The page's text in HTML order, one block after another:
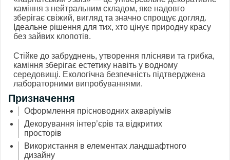
каміння з нейтральним складом, яке надовго
зберігає свіжий, вигляд та значно спрощує догляд.
Ідеальне рішення для тих, хто цінує природну красу
без зайвих клопотів.
Стійке до забруднень, утворення плісняви та грибка,
каміння зберігає естетику навіть у водному
середовищі. Екологічна безпечність підтверджена
лабораторними випробуваннями.
Призначення
Оформлення прісноводних акваріумів
Декорування інтер’єрів та відкритих
просторів
Використання в елементах ландшафтного
дизайну